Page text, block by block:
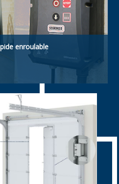
enroulable
ldéelle pour